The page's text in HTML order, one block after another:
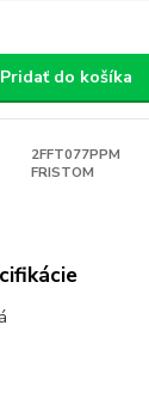
Pridať do košíka
2FFT077PPM
FRISTOM